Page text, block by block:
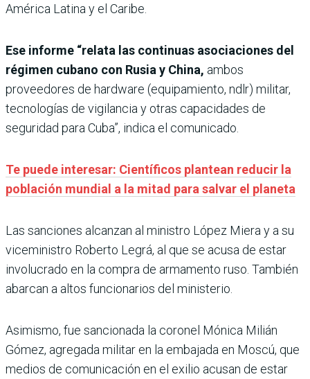
América Latina y el Caribe.
Ese informe “relata las continuas asociaciones del
régimen cubano con Rusia y China, ambos
proveedores de hardware (equipamiento, ndlr) militar,
tecnologías de vigilancia y otras capacidades de
seguridad para Cuba”, indica el comunicado.
Te puede interesar: Científicos plantean reducir la
población mundial a la mitad para salvar el planeta
Las sanciones alcanzan al ministro López Miera y a su
viceministro Roberto Legrá, al que se acusa de estar
involucrado en la compra de armamento ruso. También
abarcan a altos funcionarios del ministerio.
Asimismo, fue sancionada la coronel Mónica Milián
Gómez, agregada militar en la embajada en Moscú, que
medios de comunicación en el exilio acusan de estar